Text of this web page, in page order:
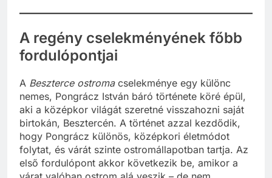
A regény cselekményének főbb
fordulópontjai
A Beszterce ostromacselekménye egy különc
nemes, Pongrácz István báró története köré épül,
aki a középkor világát szeretné visszahozni saját
birtokán, Besztercén. A történet azzal kezdődik,
hogy Pongrácz különös, középkori életmódot
folytat, és várát szinte ostromállapotban tartja. Az
első fordulópont akkor következik be, amikor a